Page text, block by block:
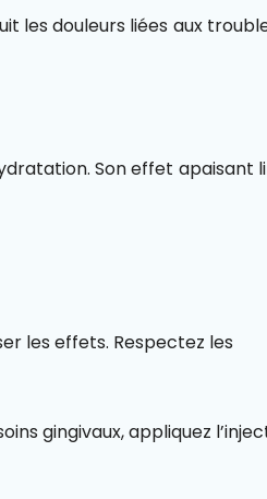
les douleurs liées aux
Son effet apaisant
les effets. Respectez les
gingivaux, appliquez